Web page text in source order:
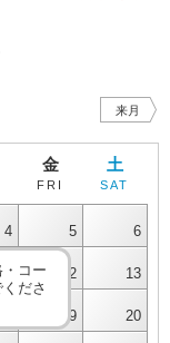
来月
金
FRI
土
SAT
4 5 6
12 13
19 20
コー
ださ